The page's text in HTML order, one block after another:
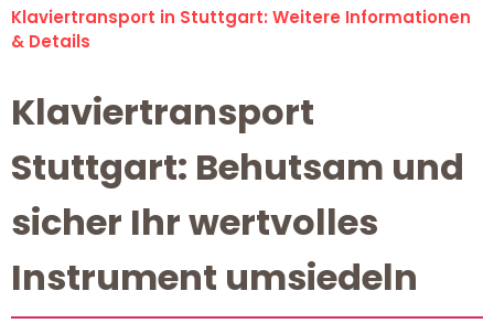
Klaviertransport in Stuttgart: Weitere Informationen
& Details
Klaviertransport
Stuttgart: Behutsam und
sicher Ihr wertvolles
Instrument umsiedeln